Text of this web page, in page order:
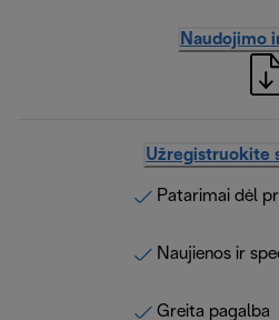
Naudojimo
Užregistruokite
Patarimai dėl
Naujienos ir
Greita pagalba